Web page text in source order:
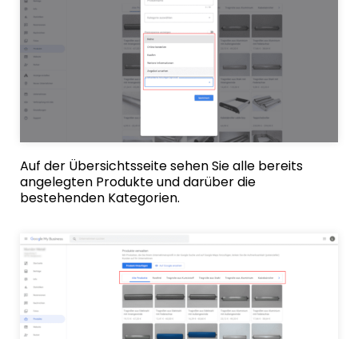
Auf der Übersichtsseite sehen Sie alle bereits
angelegten Produkte und darüber die
bestehenden Kategorien.